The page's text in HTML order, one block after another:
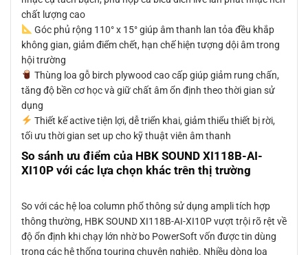
chất lượng cao
Góc phủ rộng 110° x 15° giúp âm thanh lan tỏa đều khắp
không gian, giảm điểm chết, hạn chế hiện tượng dội âm trong
hội trường
Thùng loa gỗ birch plywood cao cấp giúp giảm rung chấn,
tăng độ bền cơ học và giữ chất âm ổn định theo thời gian sử
dụng
Thiết kế active tiện lợi, dễ triển khai, giảm thiểu thiết bị rời,
tối ưu thời gian set up cho kỹ thuật viên âm thanh
So sánh ưu điểm của HBK SOUND XI118B-AI-
XI10P với các lựa chọn khác trên thị trường
So với các hệ loa column phổ thông sử dụng ampli tích hợp
thông thường, HBK SOUND XI118B-AI-XI10P vượt trội rõ rệt về
độ ổn định khi chạy lớn nhờ bo PowerSoft vốn được tin dùng
trong các hệ thống touring chuyên nghiệp. Nhiều dòng loa